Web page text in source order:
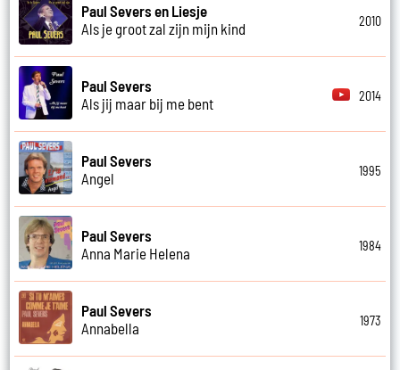
Paul Severs en Liesje
Als je groot zal zijn mijn kind
2010
Paul Severs
Als jij maar bij me bent
2014
Paul Severs
Angel
1995
Paul Severs
Anna Marie Helena
1984
Paul Severs
Annabella
1973